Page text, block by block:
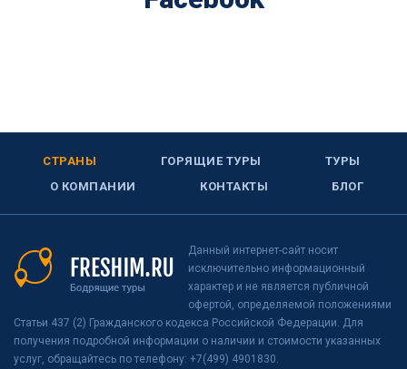
СТРАНЫ ГОРЯЩИЕ ТУРЫ
ТУРЫ
О КОМПАНИИ
КОНТАКТЫ БЛОГ
Данный интернет-сайт носит
исключительно информационный
характер и не является публичной
офертой, определяемой положениями
Статьи 437 (2) Гражданского кодекса Российской Федерации. Для
получения подробной информации о наличии и стоимости указанных
услуг, обращайтесь по телефону: +7(499) 4901830.